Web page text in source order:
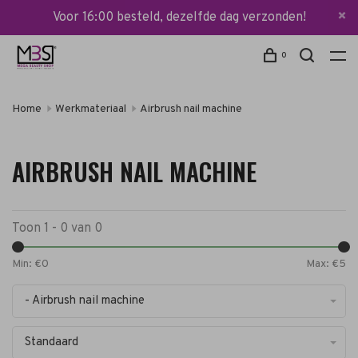
Voor 16:00 besteld, dezelfde dag verzonden!
0
Home Werkmateriaal Airbrush nail machine
AIRBRUSH NAIL MACHINE
Toon 1 - 0 van 0
Min: €0 Max: €5
- Airbrush nail machine
Standaard